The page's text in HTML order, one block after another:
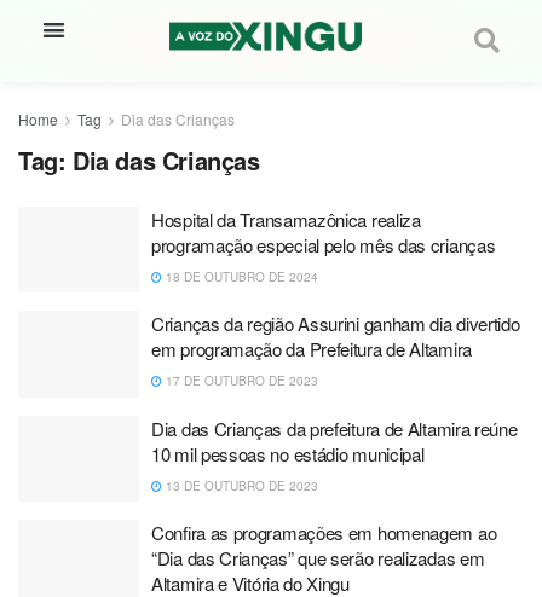
Home Tag Dia das Crianças
Tag: Dia das Crianças
Hospital da Transamazônica realiza
programação especial pelo mês das crianças
18 DE OUTUBRO DE 2024
Crianças da região Assurini ganham dia divertido
em programação da Prefeitura de Altamira
17 DE OUTUBRO DE 2023
Dia das Crianças da prefeitura de Altamira reúne
10 mil pessoas no estádio municipal
13 DE OUTUBRO DE 2023
Confira as programações em homenagem ao
“Dia das Crianças” que serão realizadas em
Altamira e Vitória do Xingu